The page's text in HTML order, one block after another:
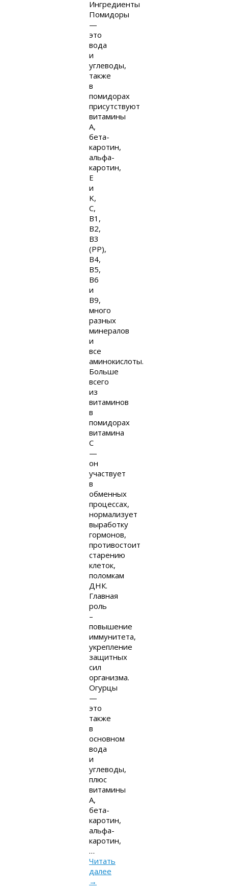
Ингредиенты
Помидоры
—
это
вода
и
углеводы,
также
в
помидорах
присутствуют
витамины
A,
бета-
каротин,
альфа-
каротин,
E
и
K,
C,
B1,
B2,
B3
(PP),
B4,
B5,
B6
и
B9,
много
разных
минералов
и
все
аминокислоты.
Больше
всего
из
витаминов
в
помидорах
витамина
C
—
он
участвует
в
обменных
процессах,
нормализует
выработку
гормонов,
противостоит
старению
клеток,
поломкам
ДНК.
Главная
роль
–
повышение
иммунитета,
укрепление
защитных
сил
организма.
Огурцы
—
это
также
в
основном
вода
и
углеводы,
плюс
витамины
A,
бета-
каротин,
альфа-
каротин,
…
Читать
далее
→